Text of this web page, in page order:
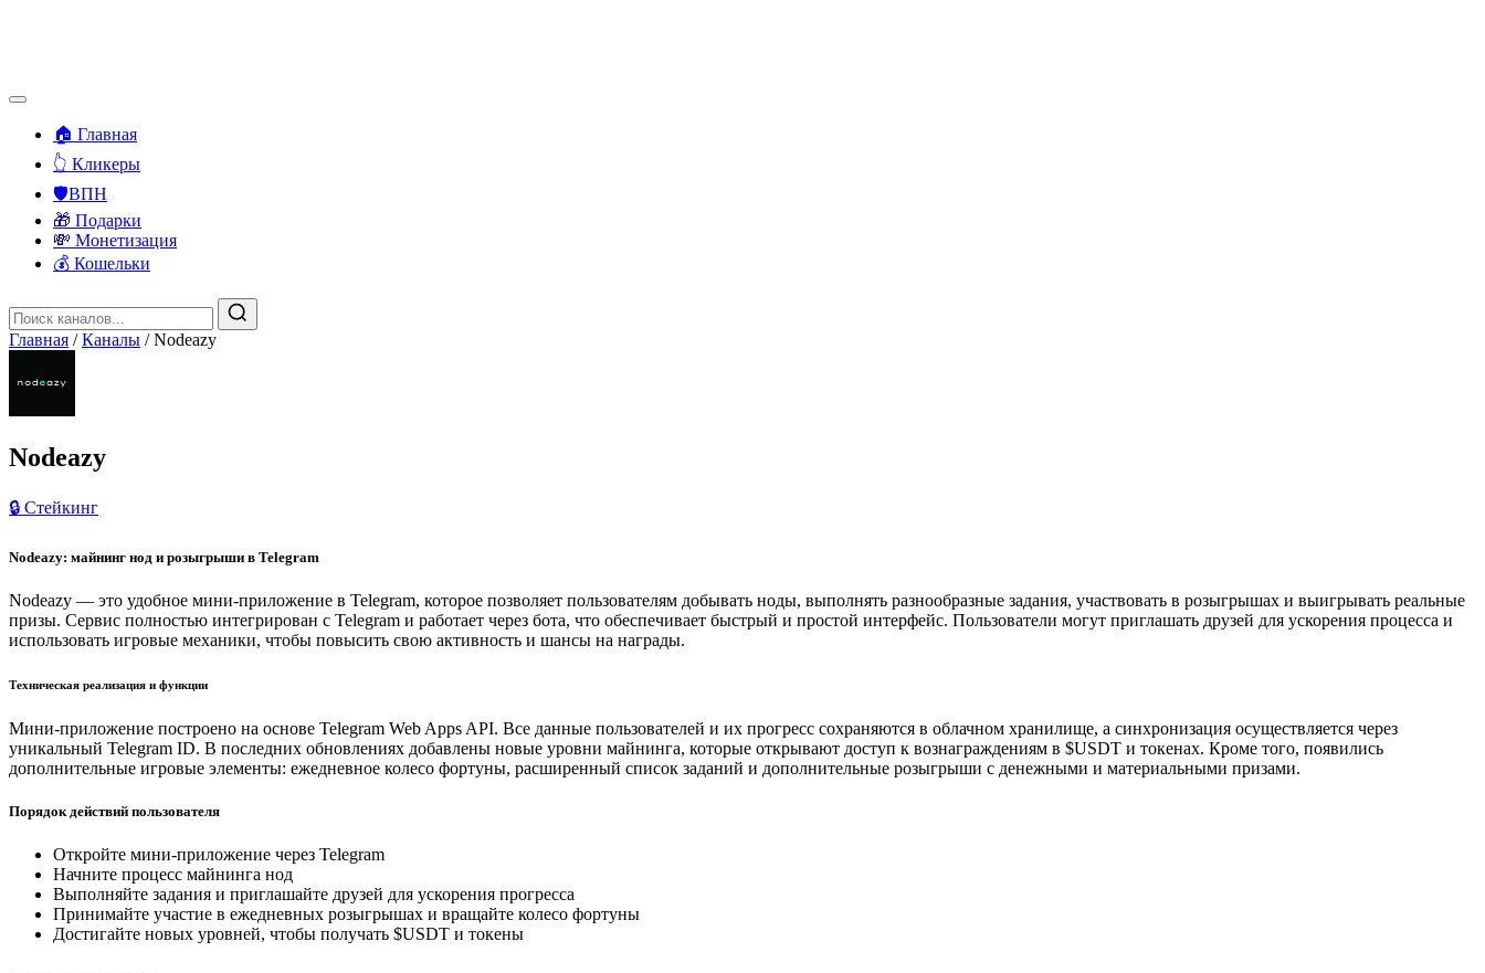
🏠 Главная
👆 Кликеры
🛡️ВПН
🎁 Подарки
💸 Монетизация
💰 Кошельки
Главная / Каналы / Nodeazy
Nodeazy
🔒 Стейкинг
Nodeazy: майнинг нод и розыгрыши в Telegram
Nodeazy — это удобное мини-приложение в Telegram, которое позволяет пользователям добывать ноды, выполнять разнообразные задания, участвовать в розыгрышах и выигрывать реальные
призы. Сервис полностью интегрирован с Telegram и работает через бота, что обеспечивает быстрый и простой интерфейс. Пользователи могут приглашать друзей для ускорения процесса и
использовать игровые механики, чтобы повысить свою активность и шансы на награды.
Техническая реализация и функции
Мини-приложение построено на основе Telegram Web Apps API. Все данные пользователей и их прогресс сохраняются в облачном хранилище, а синхронизация осуществляется через
уникальный Telegram ID. В последних обновлениях добавлены новые уровни майнинга, которые открывают доступ к вознаграждениям в $USDT и токенах. Кроме того, появились
дополнительные игровые элементы: ежедневное колесо фортуны, расширенный список заданий и дополнительные розыгрыши с денежными и материальными призами.
Порядок действий пользователя
Откройте мини-приложение через Telegram
Начните процесс майнинга нод
Выполняйте задания и приглашайте друзей для ускорения прогресса
Принимайте участие в ежедневных розыгрышах и вращайте колесо фортуны
Достигайте новых уровней, чтобы получать $USDT и токены